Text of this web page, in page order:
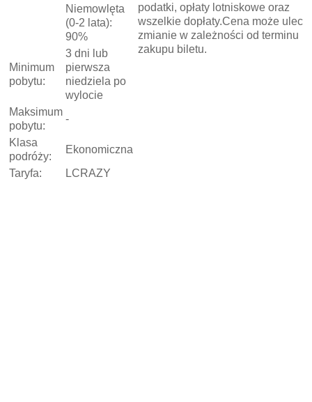
podatki, opłaty lotniskowe oraz
wszelkie dopłaty.Cena może ulec
zmianie w zależności od terminu
zakupu biletu.
Niemowlęta
(0-2 lata):
90%
Minimum
pobytu:
3 dni lub
pierwsza
niedziela po
wylocie
Maksimum
pobytu:
-
Klasa
podróży:
Ekonomiczna
Taryfa:
LCRAZY